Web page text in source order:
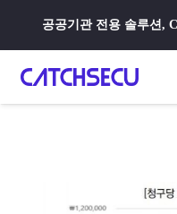
공공기관 전용 솔루션,